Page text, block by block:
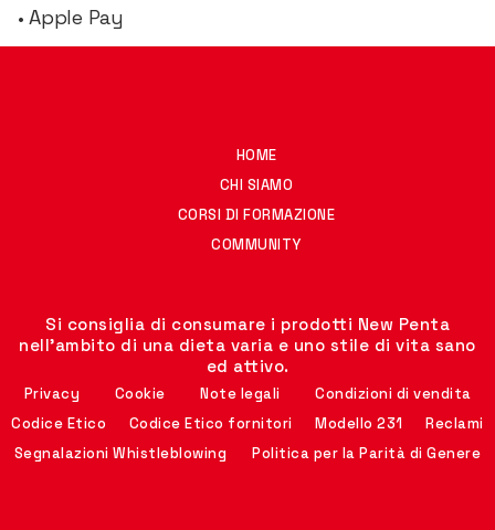
• Apple Pay
HOME
CHI SIAMO
CORSI DI FORMAZIONE
COMMUNITY
Si consiglia di consumare i prodotti New Penta
nell'ambito di una dieta varia e uno stile di vita sano
ed attivo.
Privacy Cookie Note legali
Condizioni di vendita
Codice Etico
Codice Etico fornitori Modello 231
Reclami
Segnalazioni Whistleblowing
Politica per la Parità di Genere